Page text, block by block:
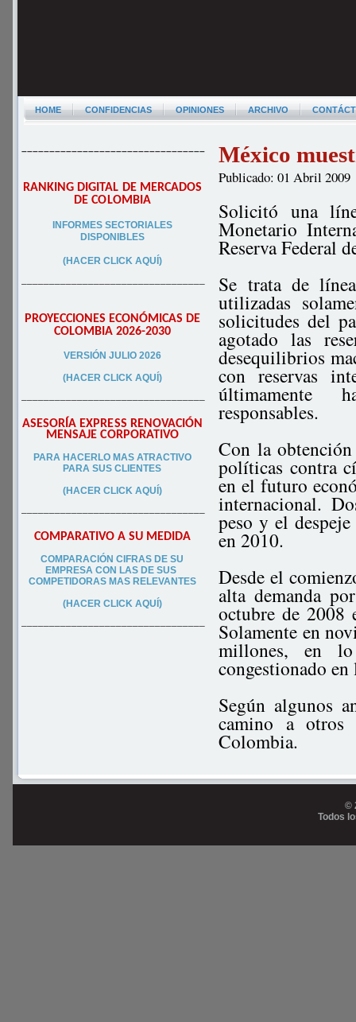
HOME CONFIDENCIAS OPINIONES ARCHIVO
–––––––––––––––––––––––––––––––––
RANKING DIGITAL DE MERCADOS
DE COLOMBIA
INFORMES SECTORIALES
DISPONIBLES
(HACER CLICK AQUÍ)
–––––––––––––––––––––––––––––––––
PROYECCIONES ECONÓMICAS DE
COLOMBIA 2026-2030
VERSIÓN JULIO 2026
(HACER CLICK AQUÍ)
–––––––––––––––––––––––––––––––––
ASESORÍA EXPRESS RENOVACIÓN
MENSAJE CORPORATIVO
PARA HACERLO MAS ATRACTIVO
PARA SUS CLIENTES
(HACER CLICK AQUÍ)
–––––––––––––––––––––––––––––––––
COMPARATIVO A SU MEDIDA
COMPARACIÓN CIFRAS DE SU
EMPRESA CON LAS DE SUS
COMPETIDORAS MAS RELEVANTES
(HACER CLICK AQUÍ)
–––––––––––––––––––––––––––––––––
México
Publicado: 01 Abril 2009
Solicitó una
Monetario
Reserva Federal
Se trata de
utilizadas
solicitudes del
agotado las
desequilibrios
con reservas
últimamente
responsables.
Con la
políticas contra
en el futuro
internacional.
peso y el
en 2010.
Desde el
alta demanda
octubre de 2008
Solamente en
millones, en
congestionado
Según algunos
camino a
Colombia.
©
Todos